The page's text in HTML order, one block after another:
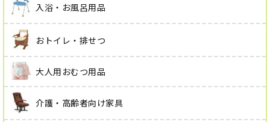
入浴・お風呂用品
おトイレ・排せつ
大人用おむつ用品
介護・高齢者向け家具